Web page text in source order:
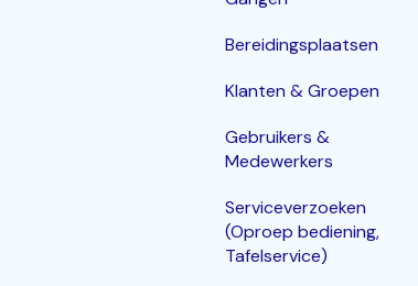
Bereidingsplaatsen
Klanten & Groepen
Gebruikers &
Medewerkers
Serviceverzoeken
(Oproep bediening,
Tafelservice)